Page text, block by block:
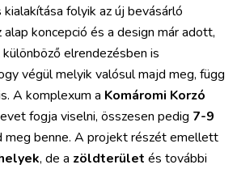
folyik az új bevásárló
koncepció és a design már adott,
elrendezésben is
végül melyik valósul majd meg, függ
A komplexum a Komáromi Korzó
fogja viselni, összesen pedig 7-9
meg benne. A projekt részét emellett
, de a zöldterület és további